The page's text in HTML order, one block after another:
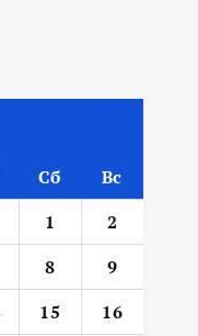
Сб
Вс
1
2
8
9
15
16